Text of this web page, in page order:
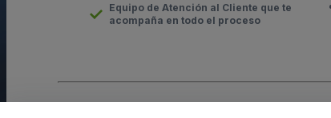
Equipo de Atención al Cliente que te
acompaña en todo el proceso